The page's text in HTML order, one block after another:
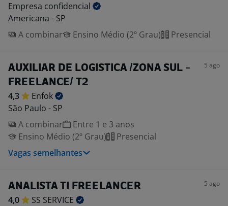
Empresa confidencial
Americana - SP
A combinar
Ensino Médio (2º Grau) Presencial
AUXILIAR DE LOGISTICA /ZONA SUL -
FREELANCE/ T2
5 ago
4,3
Enfok
São Paulo - SP
A combinar
Entre 1 e 3 anos
Ensino Médio (2º Grau)
Presencial
Vagas semelhantes
ANALISTA TI FREELANCER 5 ago
4,0 SS SERVICE